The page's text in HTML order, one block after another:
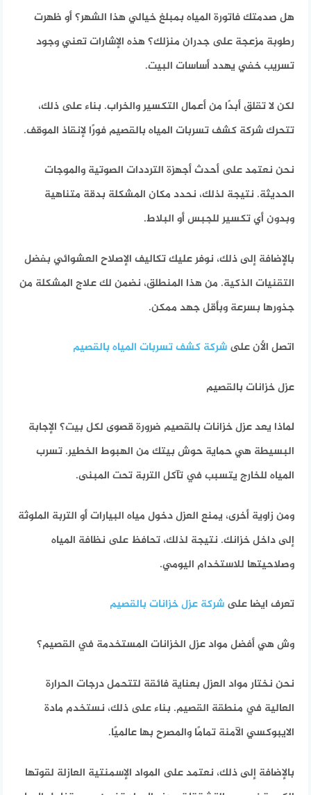
هل صدمتك فاتورة المياه بمبلغ خيالي هذا الشهر؟ أو ظهرت
رطوبة مزعجة على جدران منزلك؟ هذه الإشارات تعني وجود
تسريب خفي يهدد أساسات البيت.
لكن لا تقلق أبدًا من أعمال التكسير والخراب. بناء على ذلك،
تتحركشركة كشف تسربات المياه بالقصيم فورًا لإنقاذ الموقف.
نحن نعتمد على أحدث أجهزة الترددات الصوتية والموجات
الحديثة. نتيجة لذلك، نحدد مكان المشكلة بدقة متناهية
وبدون أي تكسير للجبس أو البلاط.
بالإضافة إلى ذلك، نوفر عليك تكاليف الإصلاح العشوائي بفضل
التقنيات الذكية. من هذا المنطلق، نضمن لك علاج المشكلة من
جذورها بسرعة وبأقل جهد ممكن.
اتصل الأن علىشركة كشف تسربات المياه بالقصيم
عزل خزانات بالقصيم
لماذا يعدعزل خزانات بالقصيم ضرورة قصوى لكل بيت؟ الإجابة
البسيطة هي حماية حوش بيتك من الهبوط الخطير. تسرب
المياه للخارج يتسبب في تآكل التربة تحت المبنى.
ومن زاوية أخرى، يمنع العزل دخول مياه البيارات أو التربة الملوثة
إلى داخل خزانك. نتيجة لذلك، تحافظ على نظافة المياه
وصلاحيتها للاستخدام اليومي.
تعرف ايضا علىشركة عزل خزانات بالقصيم
وش هي أفضل مواد عزل الخزانات المستخدمة في القصيم؟
نحن نختار مواد العزل بعناية فائقة لتتحمل درجات الحرارة
العالية في منطقة القصيم. بناء على ذلك، نستخدم مادة
الايبوكسي الآمنة تمامًا والمصرح بها عالميًا.
بالإضافة إلى ذلك، نعتمد على المواد الإسمنتية العازلة لقوتها